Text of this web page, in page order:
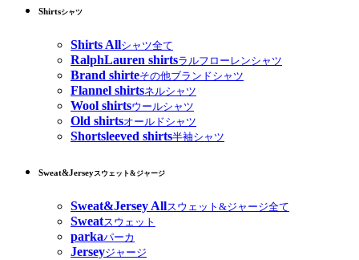
Shirtsシャツ
Shirts Allシャツ全て
RalphLauren shirtsラルフローレンシャツ
Brand shirteその他ブランドシャツ
Flannel shirtsネルシャツ
Wool shirtsウールシャツ
Old shirtsオールドシャツ
Shortsleeved shirts半袖シャツ
Sweat&Jerseyスウェット&ジャージ
Sweat&Jersey Allスウェット&ジャージ全て
Sweatスウェット
parkaパーカ
Jerseyジャージ